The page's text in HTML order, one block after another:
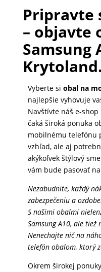
Pripravte
– objavte
Samsung
Vyberte si obal na
najlepšie vyhovuje
Navštívte náš e-
čaká široká ponuka
mobilnému telefónu
vzhľad, ale aj
akýkoľvek štýlový
vám bude pasovať
Nezabudnite, každý
zabezpečeniu a
S našimi obalmi
Samsung A10, ale tiež
Nenechajte nič na
telefón obalom, ktorý
Okrem širokej